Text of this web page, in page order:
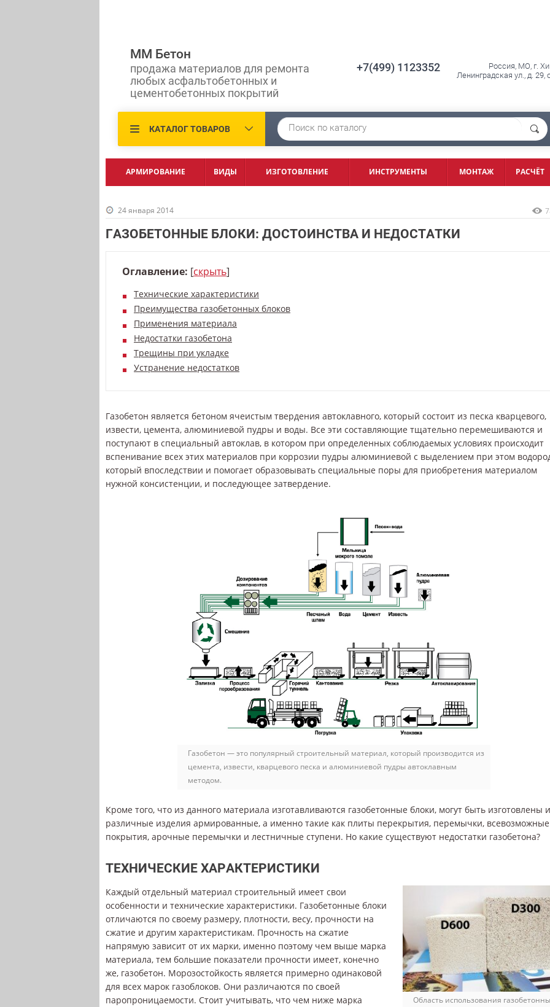
ММ Бетон
продажа материалов для ремонта
любых асфальтобетонных и
цементобетонных покрытий
+7(499) 1123352
Россия, МО, г.
Ленинградская ул., д. 29,
КАТАЛОГ ТОВАРОВ
АРМИРОВАНИЕ ВИДЫ ИЗГОТОВЛЕНИЕ ИНСТРУМЕНТЫ МОНТАЖ РАСЧЁТ
24 января 2014
ГАЗОБЕТОННЫЕ БЛОКИ: ДОСТОИНСТВА И НЕДОСТАТКИ
Оглавление: [скрыть]
Технические характеристики
Преимущества газобетонных блоков
Применения материала
Недостатки газобетона
Трещины при укладке
Устранение недостатков
Газобетон является бетоном ячеистым твердения автоклавного, который состоит из песка кварцевого,
извести, цемента, алюминиевой пудры и воды. Все эти составляющие тщательно перемешиваются и
поступают в специальный автоклав, в котором при определенных соблюдаемых условиях происходит
вспенивание всех этих материалов при коррозии пудры алюминиевой с выделением при этом
который впоследствии и помогает образовывать специальные поры для приобретения материалом
нужной консистенции, и последующее затвердение.
Газобетон — это популярный строительный материал, который производится из
цемента, извести, кварцевого песка и алюминиевой пудры автоклавным
методом.
Кроме того, что из данного материала изготавливаются газобетонные блоки, могут быть изготовлены и
различные изделия армированные, а именно такие как плиты перекрытия, перемычки, всевозможные
покрытия, арочные перемычки и лестничные ступени. Но какие существуют недостатки газобетона?
ТЕХНИЧЕСКИЕ ХАРАКТЕРИСТИКИ
Область использования
Каждый отдельный материал строительный имеет свои
особенности и технические характеристики. Газобетонные блоки
отличаются по своему размеру, плотности, весу, прочности на
сжатие и другим характеристикам. Прочность на сжатие
напрямую зависит от их марки, именно поэтому чем выше марка
материала, тем большие показатели прочности имеет, конечно
же, газобетон. Морозостойкость является примерно одинаковой
для всех марок газоблоков. Они различаются по своей
паропроницаемости. Стоит учитывать, что чем ниже марка